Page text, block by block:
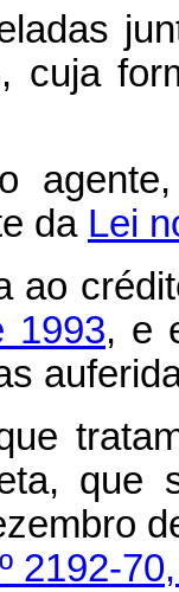
cuja
da Lei
ao
1993, e
que
2192-